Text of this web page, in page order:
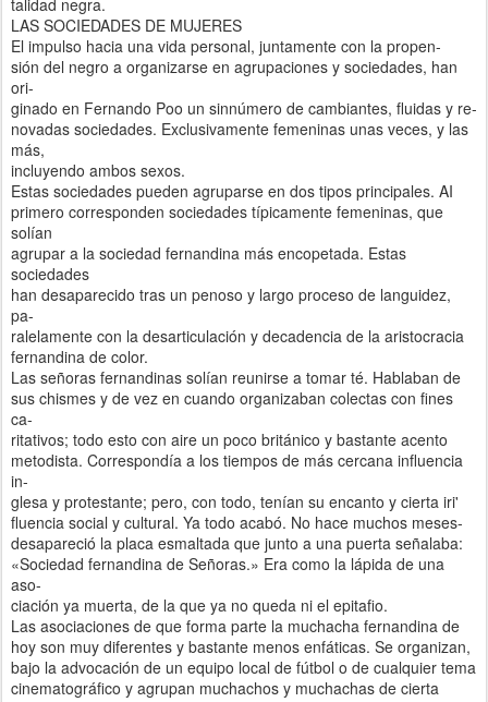
LAS SOCIEDADES DE MUJERES
El impulso hacia una vida personal, juntamente con la propen-
sión del negro a organizarse en agrupaciones y sociedades, han
ori-
ginado en Fernando Poo un sinnúmero de cambiantes, fluidas y re-
novadas sociedades. Exclusivamente femeninas unas veces, y las
más,
incluyendo ambos sexos.
Estas sociedades pueden agruparse en dos tipos principales. AI
primero corresponden sociedades típicamente femeninas, que
solían
agrupar a la sociedad fernandina más encopetada. Estas
sociedades
han desaparecido tras un penoso y largo proceso de languidez,
pa-
ralelamente con la desarticulación y decadencia de la aristocracia
fernandina de color.
Las señoras fernandinas solían reunirse a tomar té. Hablaban de
sus chismes y de vez en cuando organizaban colectas con fines
ca-
ritativos; todo esto con aire un poco británico y bastante acento
metodista. Correspondía a los tiempos de más cercana influencia
in-
glesa y protestante; pero, con todo, tenían su encanto y cierta iri'
fluencia social y cultural. Ya todo acabó. No hace muchos meses-
desapareció la placa esmaltada que junto a una puerta señalaba:
«Sociedad fernandina de Señoras.» Era como la lápida de una
aso-
ciación ya muerta, de la que ya no queda ni el epitafio.
Las asociaciones de que forma parte la muchacha fernandina de
hoy son muy diferentes y bastante menos enfáticas. Se organizan,
bajo la advocación de un equipo local de fútbol o de cualquier tema
cinematográfico y agrupan muchachos y muchachas de cierta